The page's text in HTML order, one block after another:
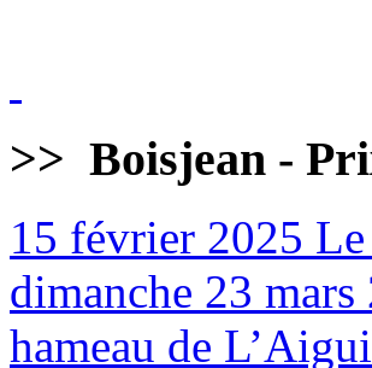
>> Boisjean -
15 février 2025
dimanche 23
hameau de